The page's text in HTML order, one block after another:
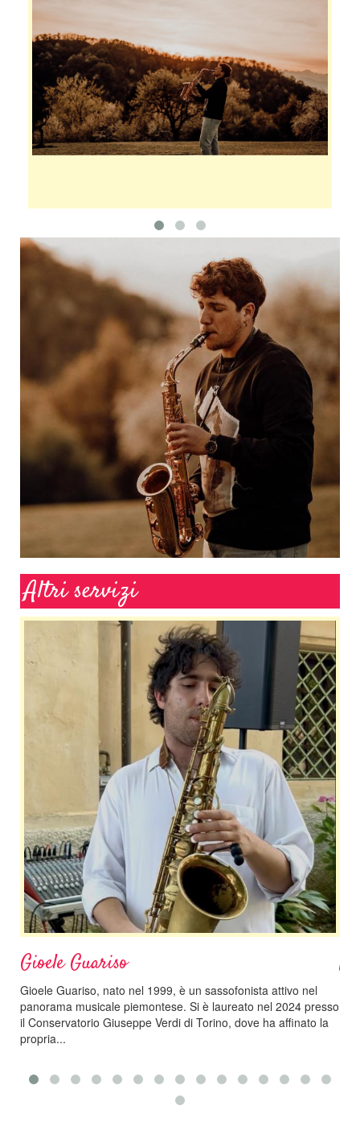
Altri servizi
Gioele Guariso
Gioele Guariso, nato nel 1999, è un sassofonista attivo nel
panorama musicale piemontese. Si è laureato nel 2024 presso
il Conservatorio Giuseppe Verdi di Torino, dove ha affinato la
propria...